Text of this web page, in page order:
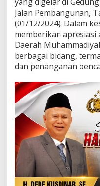
r
g
t
a
s
d
e
g
n
P
m
e
r
i
n
t
Jalan Pembangunan,
(01/12/2024). Dalam
memberikan apresiasi
Daerah
berbagai bidang,
dan penanganan